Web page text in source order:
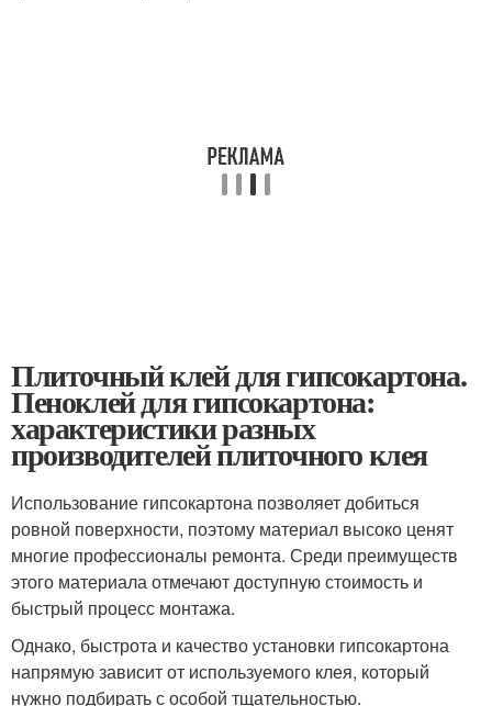
Плиточный клей для гипсокартона.
Пеноклей для гипсокартона:
характеристики разных
производителей плиточного клея
Использование гипсокартона позволяет добиться
ровной поверхности, поэтому материал высоко ценят
многие профессионалы ремонта. Среди преимуществ
этого материала отмечают доступную стоимость и
быстрый процесс монтажа.
Однако, быстрота и качество установки гипсокартона
напрямую зависит от используемого клея, который
нужно подбирать с особой тщательностью.